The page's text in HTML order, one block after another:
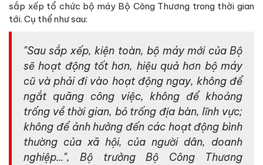
sắp xếp tổ chức bộ máy Bộ Công Thương trong thời gian
tới. Cụ thể như sau:
"Sau sắp xếp, kiện toàn, bộ máy mới của Bộ
sẽ hoạt động tốt hơn, hiệu quả hơn bộ máy
cũ và phải đi vào hoạt động ngay, không để
ngắt quãng công việc, không để khoảng
trống về thời gian, bỏ trống địa bàn, lĩnh vực;
không để ảnh hưởng đến các hoạt động bình
thường của xã hội, của người dân, doanh
nghiệp...", Bộ trưởng Bộ Công Thương